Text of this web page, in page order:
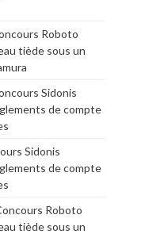
Roboto
tiède sous un
Sidonis
de compte
Sidonis
de compte
Roboto
tiède sous un